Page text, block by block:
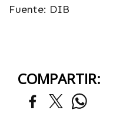
Fuente: DIB
COMPARTIR: